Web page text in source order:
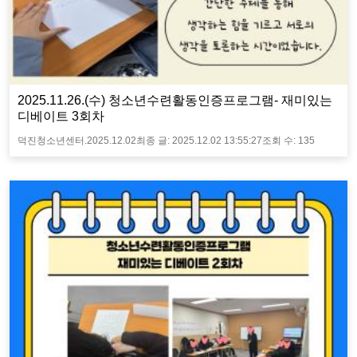
2025.11.26.(수) 청소년수련활동인증프로그램- 재미있는
디베이트 3회차
덕진청소년센터. 2025.12.02최종 글: 2025.12.02 13:55:27조회 수: 135